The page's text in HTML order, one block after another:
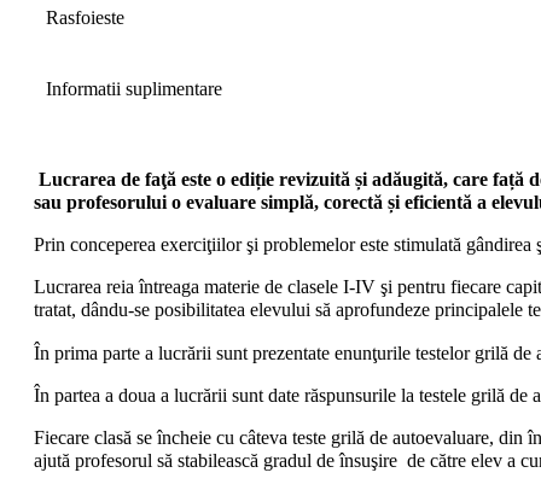
Rasfoieste
Informatii suplimentare
Lucrarea de faţă este o ediție revizuită și adăugită, care
sau profesorului o evaluare simplă, corectă și eficientă a
Prin conceperea exerciţiilor şi problemelor este stimulată
Lucrarea reia întreaga materie de clasele I-IV şi pentru fiecare
tratat, dându-se posibilitatea elevului să aprofundeze principalele
În prima parte a lucrării sunt prezentate enunţurile testelor grilă
În partea a doua a lucrării sunt date răspunsurile la testele grilă de
Fiecare clasă se încheie cu câteva teste grilă de autoevaluare, din
ajută profesorul să stabilească gradul de însuşire de către elev a